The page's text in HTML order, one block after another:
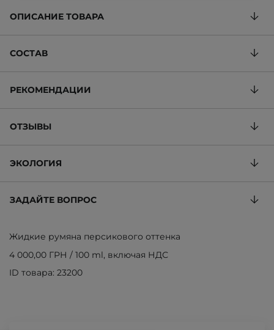
ОПИСАНИЕ ТОВАРА
СОСТАВ
РЕКОМЕНДАЦИИ
ОТЗЫВЫ
ЭКОЛОГИЯ
ЗАДАЙТЕ ВОПРОС
Жидкие румяна персикового оттенка
4 000,00 ГРН / 100 ml, включая НДС
ID товара: 23200